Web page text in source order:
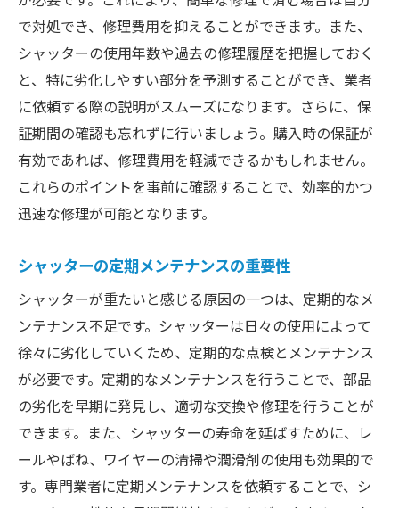
で対処でき、修理費用を抑えることができます。また、
シャッターの使用年数や過去の修理履歴を把握しておく
と、特に劣化しやすい部分を予測することができ、業者
に依頼する際の説明がスムーズになります。さらに、保
証期間の確認も忘れずに行いましょう。購入時の保証が
有効であれば、修理費用を軽減できるかもしれません。
これらのポイントを事前に確認することで、効率的かつ
迅速な修理が可能となります。
シャッターの定期メンテナンスの重要性
シャッターが重たいと感じる原因の一つは、定期的なメ
ンテナンス不足です。シャッターは日々の使用によって
徐々に劣化していくため、定期的な点検とメンテナンス
が必要です。定期的なメンテナンスを行うことで、部品
の劣化を早期に発見し、適切な交換や修理を行うことが
できます。また、シャッターの寿命を延ばすために、レ
ールやばね、ワイヤーの清掃や潤滑剤の使用も効果的で
す。専門業者に定期メンテナンスを依頼することで、シ